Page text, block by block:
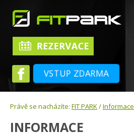
VSTUP ZDARMA
Právě se nacházíte: FIT PARK/Informace
INFORMACE